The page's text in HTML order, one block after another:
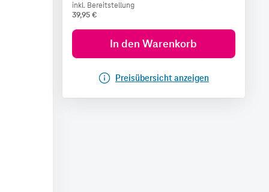
inkl. Bereitstellung
39,95€
In den Warenkorb
Preisübersicht anzeigen